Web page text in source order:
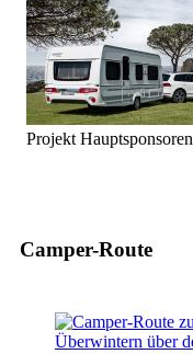
Projekt Hauptsponsoren
Camper-Route